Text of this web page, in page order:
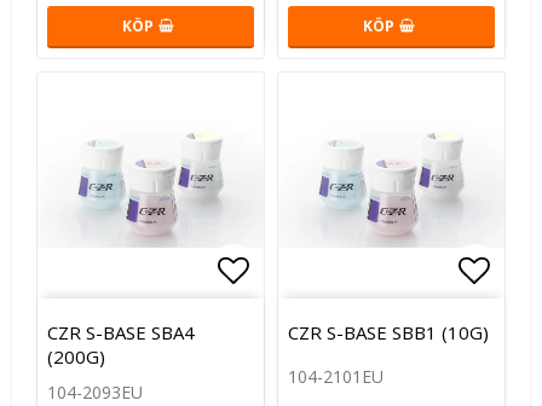
KÖP KÖP
Lägg till i favoritlistan
CZR S-BASE SBA4
(200G)
104-2093EU
CZR S-BASE SBB1 (10G)
104-2101EU